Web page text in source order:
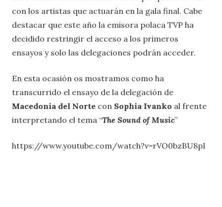
con los artistas que actuarán en la gala final. Cabe
destacar que este año la emisora polaca TVP ha
decidido restringir el acceso a los primeros
ensayos y solo las delegaciones podrán acceder.
En esta ocasión os mostramos como ha
transcurrido el ensayo de la delegación de
Macedonia del Norte con Sophia Ivanko al frente
interpretando el tema “The Sound of Music”
https://www.youtube.com/watch?v=rVO0bzBU8pI